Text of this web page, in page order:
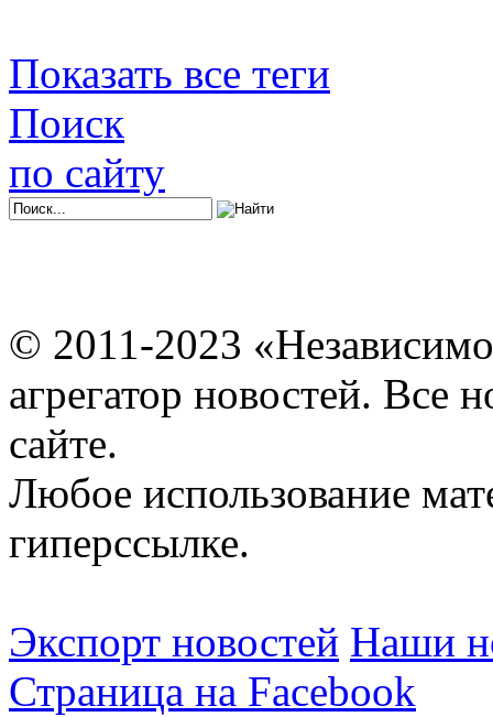
Показать все теги
Поиск
по сайту
© 2011-2023
агрегатор новостей. Все
сайте.
Любое использование
гиперссылке.
Экспорт новостей Наши
Страница на Facebook